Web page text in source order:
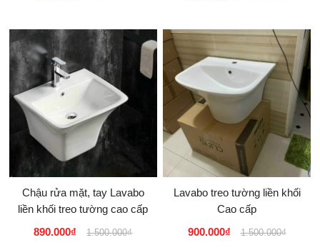
Chậu rửa mặt, tay Lavabo
liền khối treo tường cao cấp
890.000₫
1.500.000₫
Lavabo treo tường liền khối
Cao cấp
900.000₫
1.500.000₫